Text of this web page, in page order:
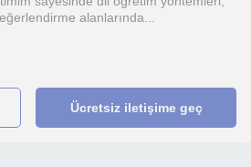
alanlarında...
Ücretsiz iletişime geç